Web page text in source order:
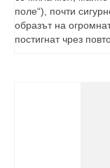
поле“), почти
образът на
постигнат чрез